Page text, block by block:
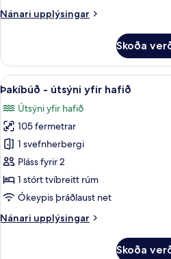
Nánari upplýsingar
Nánari
-
sjávarútsýni
að
Skoða
Skoða
allar
myndir
fyrir
Þakíbúð
-
útsýni
yfir
17
Þakíbúð - útsýni yfir hafið
Útsýni yfir hafið
105 fermetrar
1 svefnherbergi
Pláss fyrir 2
1 stórt tvíbreitt rúm
Ókeypis þráðlaust net
Nánari upplýsingar
Nánari
Skoða